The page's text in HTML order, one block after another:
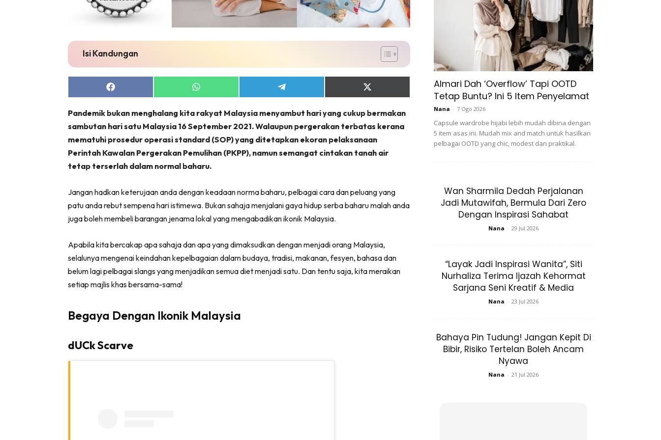
Isi Kandungan
Share
on
Share
on
Share
on
Share
on
(Twitter)
Pandemik bukan menghalang kita rakyat Malaysia menyambut hari yang cukup bermakan
sambutan hari satu Malaysia 16 September 2021. Walaupun pergerakan terbatas kerana
mematuhi prosedur operasi standard (SOP) yang ditetapkan ekoran pelaksanaan
Perintah Kawalan Pergerakan Pemulihan (PKPP), namun semangat cintakan tanah air
tetap terserlah dalam normal baharu.
Jangan hadkan keterujaan anda dengan keadaan norma baharu, pelbagai cara dan peluang yang
patu anda rebut sempena hari istimewa. Bukan sahaja menjalani gaya hidup serba baharu malah anda
juga boleh membeli barangan jenama lokal yang mengabadikan ikonik Malaysia.
Apabila kita bercakap apa sahaja dan apa yang dimaksudkan dengan menjadi orang Malaysia,
selalunya mengenai keindahan kepelbagaian dalam budaya, tradisi, makanan, fesyen, bahasa dan
belum lagi pelbagai slangs yang menjadikan semua diet menjadi satu. Dan tentu saja, kita meraikan
setiap majlis khas bersama-sama!
Begaya Dengan Ikonik Malaysia
dUCk Scarve
Almari Dah ‘Overflow’ Tapi OOTD
Tetap Buntu? Ini 5 Item Penyelamat
Nana - 7 Ogo 2026
Capsule wardrobe hijabi lebih mudah dibina dengan
5 item asas ini. Mudah mix and match untuk hasilkan
pelbagai OOTD yang chic, modest dan praktikal.
Wan Sharmila Dedah Perjalanan
Jadi Mutawifah, Bermula Dari Zero
Dengan Inspirasi Sahabat
Nana - 29 Jul 2026
“Layak Jadi Inspirasi Wanita”, Siti
Nurhaliza Terima Ijazah Kehormat
Sarjana Seni Kreatif & Media
Nana - 23 Jul 2026
Bahaya Pin Tudung! Jangan Kepit Di
Bibir, Risiko Tertelan Boleh Ancam
Nyawa
Nana - 21 Jul 2026